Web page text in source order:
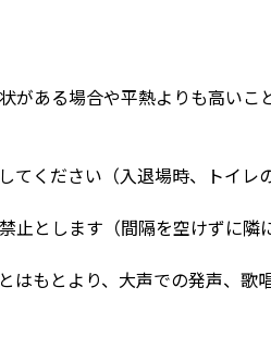
がある場合や平熱よりも高いこ
ください（入退場時、トイレ
止とします（間隔を空けずに隣
もとより、大声での発声、歌